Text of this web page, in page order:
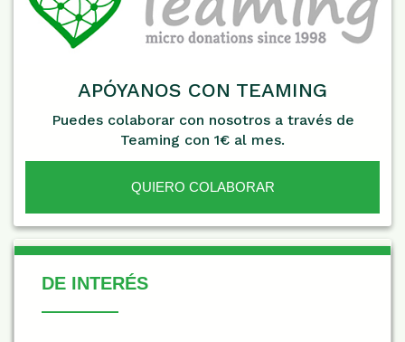
APÓYANOS CON TEAMING
Puedes colaborar con nosotros a través de
Teaming con 1€ al mes.
QUIERO COLABORAR
De Interés
DE INTERÉS